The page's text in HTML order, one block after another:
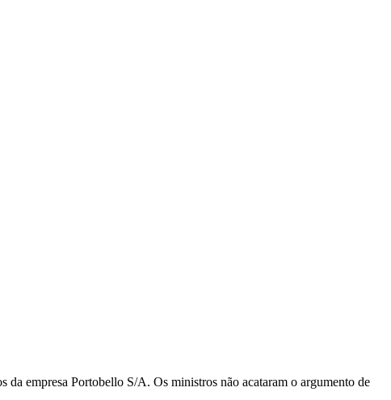
empresa Portobello S/A. Os ministros não acataram o argumento de